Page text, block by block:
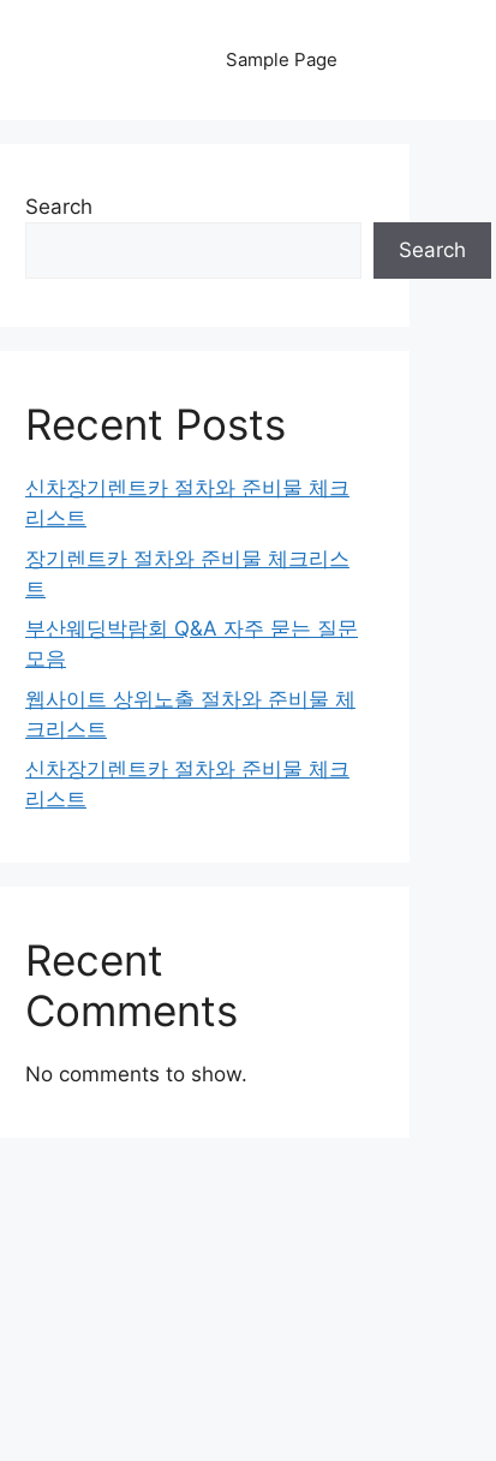
Sample Page
Search
Search
Recent Posts
신차장기렌트카 절차와 준비물 체크
리스트
장기렌트카 절차와 준비물 체크리스
트
부산웨딩박람회 Q&A 자주 묻는 질문
모음
웹사이트 상위노출 절차와 준비물 체
크리스트
신차장기렌트카 절차와 준비물 체크
리스트
Recent
Comments
No comments to show.